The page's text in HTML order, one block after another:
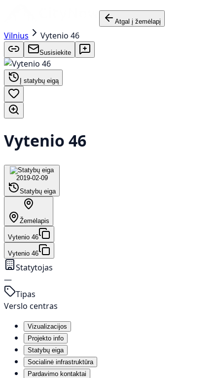
Atgal į žemėlapį
Vilnius Vytenio 46
Susisiekite
Į statybų eigą
Vytenio 46
2019-02-09
Statybų eiga
Žemėlapis
Vytenio 46
Vytenio 46
Statytojas
—
Tipas
Verslo centras
Vizualizacijos
Projekto info
Statybų eiga
Socialinė infrastruktūra
Pardavimo kontaktai